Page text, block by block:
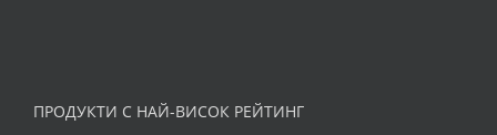
ПРОДУКТИ С НАЙ-ВИСОК РЕЙТИНГ